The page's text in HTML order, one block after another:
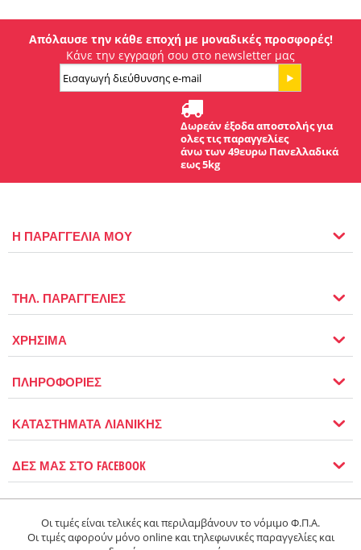
Απόλαυσε την κάθε εποχή με μοναδικές προσφορές!
Κάνε την εγγραφή σου στο newsletter μας
Δωρεάν έξοδα αποστολής για
ολες τις παραγγελίες
άνω των 49ευρω Πανελλαδικά
εως 5kg
Η ΠΑΡΑΓΓΕΛΙΑ ΜΟΥ
ΤΗΛ. ΠΑΡΑΓΓΕΛΙΕΣ
ΧΡΗΣΙΜΑ
ΠΛΗΡΟΦΟΡΙΕΣ
ΚΑΤΑΣΤΗΜΑΤΑ ΛΙΑΝΙΚΗΣ
ΔΕΣ ΜΑΣ ΣΤΟ FACEBOOK
Οι τιμές είναι τελικές και περιλαμβάνουν το νόμιμο Φ.Π.Α.
Οι τιμές αφορούν μόνο online και τηλεφωνικές παραγγελίες και